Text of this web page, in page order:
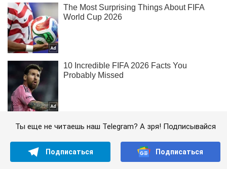
Ты еще не читаешь наш Telegram? А зря! Подписывайся
Подписаться Подписаться